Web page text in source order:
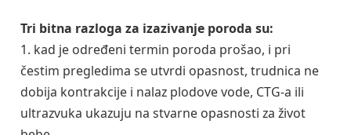
Tri bitna razloga za izazivanje poroda su:
1. kad je određeni termin poroda prošao, i pri
čestim pregledima se utvrdi opasnost, trudnica ne
dobija kontrakcije i nalaz plodove vode, CTG-a ili
ultrazvuka ukazuju na stvarne opasnosti za život